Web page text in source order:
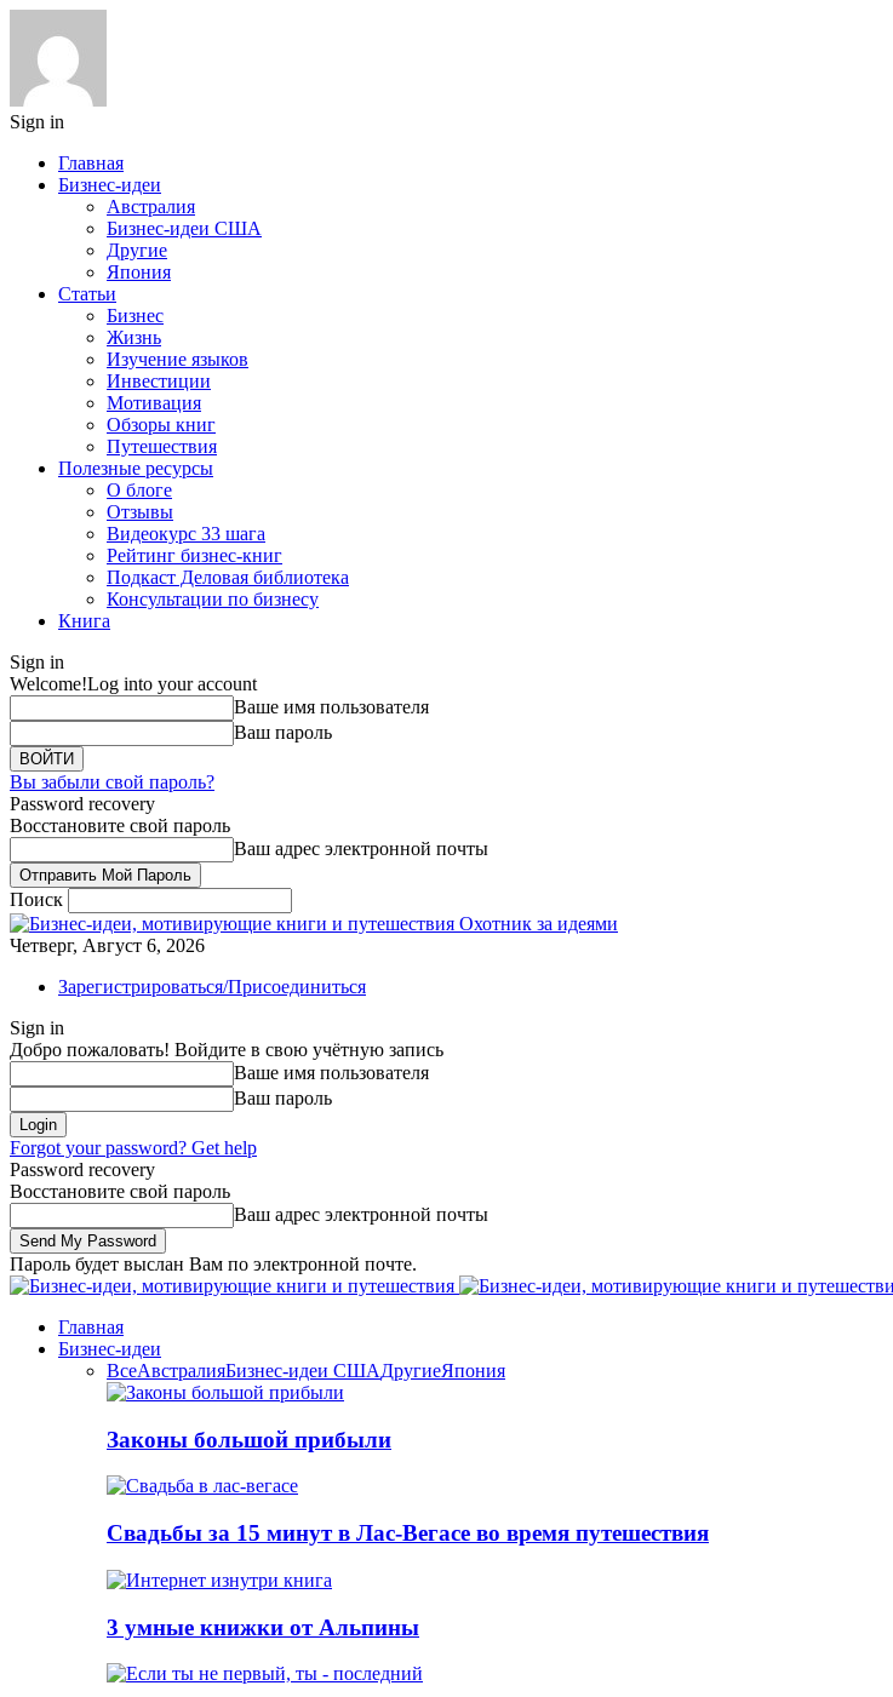
Sign in
Главная
Бизнес-идеи
Австралия
Бизнес-идеи США
Другие
Япония
Статьи
Бизнес
Жизнь
Изучение языков
Инвестиции
Мотивация
Обзоры книг
Путешествия
Полезные ресурсы
О блоге
Отзывы
Видеокурс 33 шага
Рейтинг бизнес-книг
Подкаст Деловая библиотека
Консультации по бизнесу
Книга
Sign in
Welcome!Log into your account
Ваше имя пользователя
Ваш пароль
Вы забыли свой пароль?
Password recovery
Восстановите свой пароль
Ваш адрес электронной почты
Поиск
Охотник за идеями
Четверг, Август 6, 2026
Зарегистрироваться/Присоединиться
Sign in
Добро пожаловать! Войдите в свою учётную запись
Ваше имя пользователя
Ваш пароль
Forgot your password? Get help
Password recovery
Восстановите свой пароль
Ваш адрес электронной почты
Пароль будет выслан Вам по электронной почте.
Главная
Бизнес-идеи
ВсеАвстралияБизнес-идеи СШАДругиеЯпония
Законы большой прибыли
Свадьбы за 15 минут в Лас-Вегасе во время путешествия
3 умные книжки от Альпины